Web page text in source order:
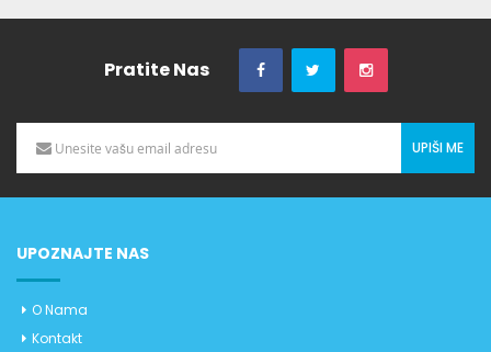
Pratite Nas
UPIŠI ME
UPOZNAJTE NAS
O Nama
Kontakt